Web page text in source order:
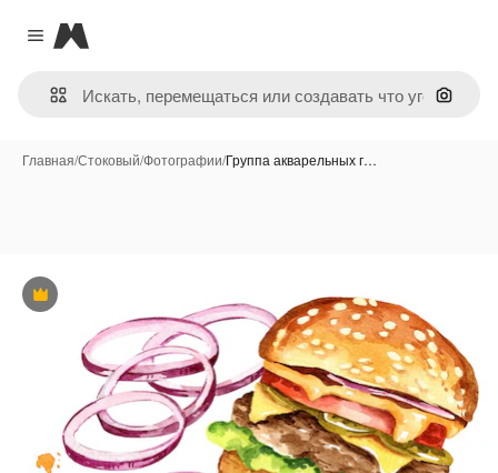
Close menu
Magnific
Поиск
Главная/Стоковый/Фотографии/Группа акварельных г…
Премиум